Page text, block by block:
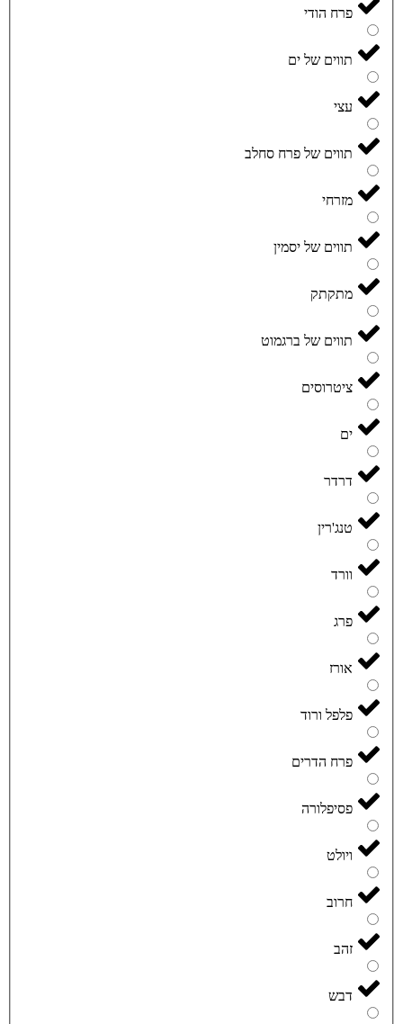
פרח הודי
תווים של ים
עצי
תווים של פרח סחלב
מזרחי
תווים של יסמין
מתקתק
תווים של ברגמוט
ציטרוסים
ים
דרדר
טנג'רין
וורד
פרג
אורז
פלפל ורוד
פרח הדרים
פסיפלורה
ויולט
חרוב
זהב
דבש